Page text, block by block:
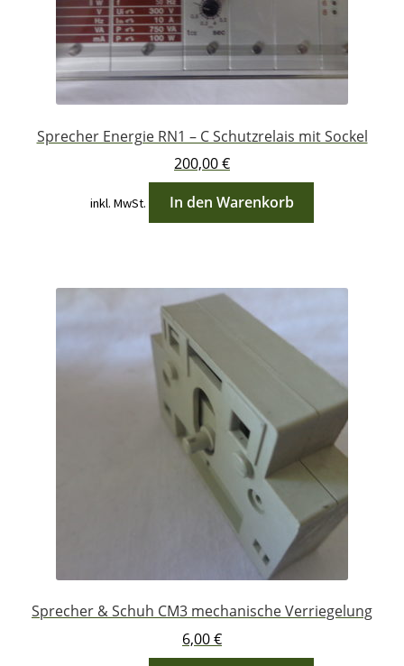
Sprecher Energie RN1 – C Schutzrelais mit Sockel
200,00€
inkl. MwSt. In den Warenkorb
Sprecher & Schuh CM3 mechanische Verriegelung
6,00€